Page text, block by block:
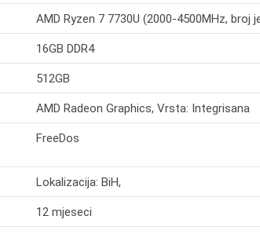
AMD Ryzen 7 7730U (2000-4500MHz,
16GB DDR4
512GB
AMD Radeon Graphics, Vrsta: Integrisana
FreeDos
Lokalizacija: BiH,
12 mjeseci